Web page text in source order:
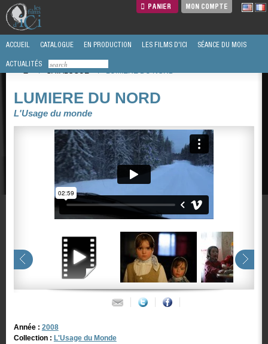
PANIER MON COMPTE
ACCUEIL CATALOGUE EN PRODUCTION LES FILMS D'ICI SÉANCE DU MOIS
ACTUALITÉS
/
CATALOGUE / LUMIERE DU NORD
LUMIERE DU NORD
L'Usage du monde
Année : 2008
Collection : L'Usage du Monde